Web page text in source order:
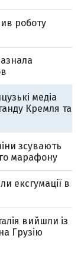
роботу
медіа
Кремля та
зсувають
марафону
ексгумації в
вийшли із
Грузію